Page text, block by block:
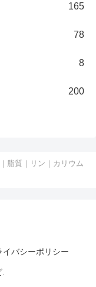
165
78
8
200
脂質｜リン｜カリウム
イバシーポリシー
.